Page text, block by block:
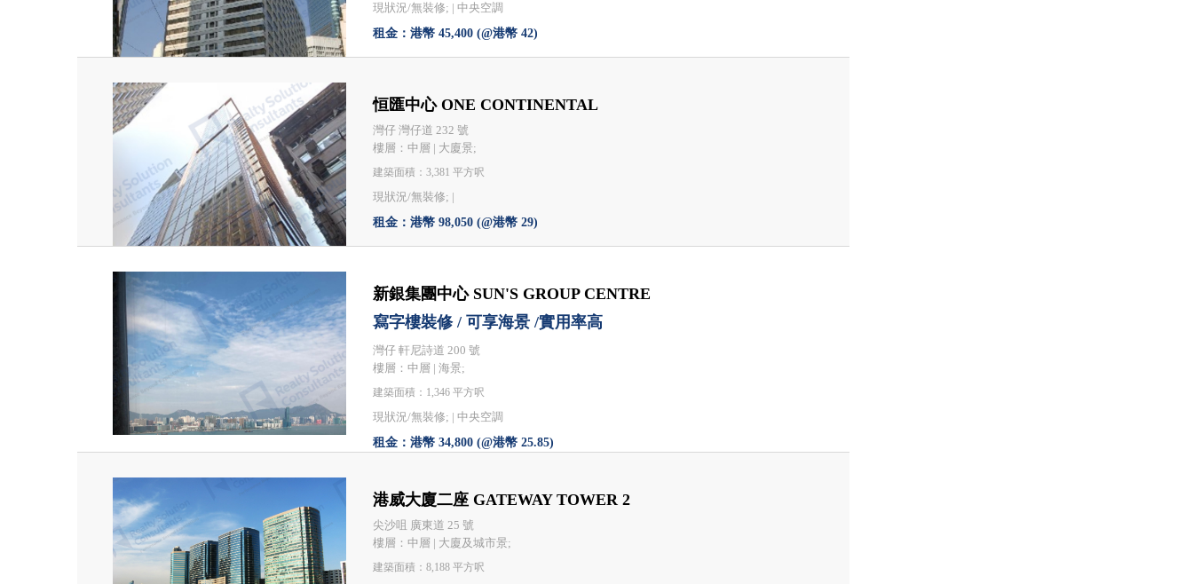
現狀況/無裝修; |中央空調
租金：港幣 45,400 (@港幣 42)
恒匯中心 ONE CONTINENTAL
灣仔 灣仔道 232 號
樓層：中層 | 大廈景;
建築面積：3,381 平方呎
現狀況/無裝修; |
租金：港幣 98,050 (@港幣 29)
新銀集團中心 SUN'S GROUP CENTRE
寫字樓裝修 / 可享海景 /實用率高
灣仔 軒尼詩道 200 號
樓層：中層 | 海景;
建築面積：1,346 平方呎
現狀況/無裝修; |中央空調
租金：港幣 34,800 (@港幣 25.85)
港威大廈二座 GATEWAY TOWER 2
尖沙咀 廣東道 25 號
樓層：中層 | 大廈及城市景;
建築面積：8,188 平方呎